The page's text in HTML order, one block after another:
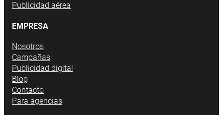
Publicidad aérea
EMPRESA
Nosotros
Campañas
Publicidad digital
Blog
Contacto
Para agencias